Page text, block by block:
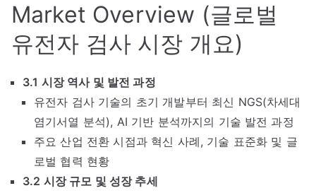
Market Overview (글로벌
유전자 검사 시장 개요)
3.1 시장 역사 및 발전 과정
유전자 검사 기술의 초기 개발부터 최신 NGS(차세대
염기서열 분석), AI 기반 분석까지의 기술 발전 과정
주요 산업 전환 시점과 혁신 사례, 기술 표준화 및 글
로벌 협력 현황
3.2 시장 규모 및 성장 추세